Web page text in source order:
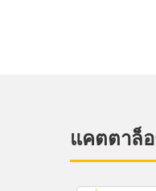
แคตตาล็